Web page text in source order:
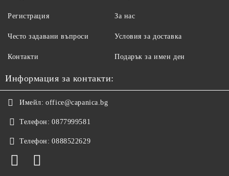
Регистрация
Често задавани въпроси
Контакти
За нас
Условия за доставка
Подарък за имен ден
Информация за контакти:
Имейл: office@capanica.bg
Телефон: 0877999581
Телефон: 0888522629